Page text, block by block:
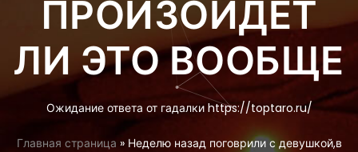
ПРОИЗОЙДЕТ
ЛИ ЭТО ВООБЩЕ
Ожидание ответа от гадалки https://toptaro.ru/
Главная страница » Неделю назад поговрили с девушкой,в